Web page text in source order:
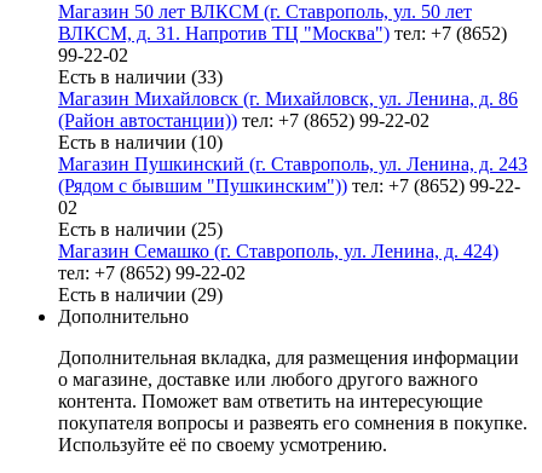
Магазин 50 лет ВЛКСМ (г. Ставрополь, ул. 50 лет
ВЛКСМ, д. 31. Напротив ТЦ "Москва") тел: +7 (8652)
99-22-02
Есть в наличии (33)
Магазин Михайловск (г. Михайловск, ул. Ленина, д. 86
(Район автостанции)) тел: +7 (8652) 99-22-02
Есть в наличии (10)
Магазин Пушкинский (г. Ставрополь, ул. Ленина, д. 243
(Рядом с бывшим "Пушкинским")) тел: +7 (8652) 99-22-
02
Есть в наличии (25)
Магазин Семашко (г. Ставрополь, ул. Ленина, д. 424)
тел: +7 (8652) 99-22-02
Есть в наличии (29)
Дополнительно
Дополнительная вкладка, для размещения информации
о магазине, доставке или любого другого важного
контента. Поможет вам ответить на интересующие
покупателя вопросы и развеять его сомнения в покупке.
Используйте её по своему усмотрению.